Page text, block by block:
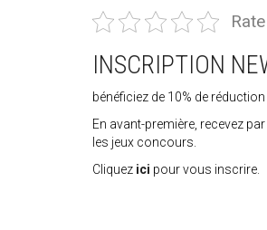
INSCRIPTION
bénéficiez de 10% de
En avant-première, recevez
les jeux concours.
Cliquez ici pour vous inscrire.